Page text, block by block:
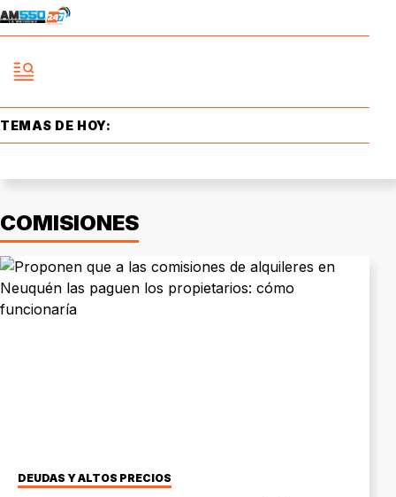
TEMAS DE HOY:
COMISIONES
DEUDAS Y ALTOS PRECIOS